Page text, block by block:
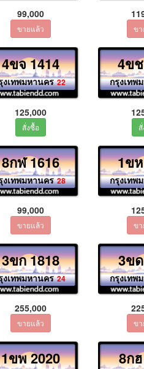
99,000
4ขจ 1414
งเทพมหานคร 22
125,000
4ข
กรุงเทพ
8กฬ 1616
งเทพมหานคร 28
99,000
1ข
กรุงเทพ
3ขก 1818
งเทพมหานคร 24
255,000
3ข
กรุงเทพ
1ขพ 2020 8ก